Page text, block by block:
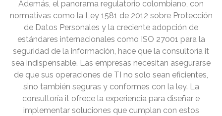
Además, el panorama regulatorio colombiano, con
normativas como la Ley 1581 de 2012 sobre Protección
de Datos Personales y la creciente adopción de
estándares internacionales como ISO 27001 para la
seguridad de la información, hace que la consultoría it
sea indispensable. Las empresas necesitan asegurarse
de que sus operaciones de TI no solo sean eficientes,
sino también seguras y conformes con la ley. La
consultoría it ofrece la experiencia para diseñar e
implementar soluciones que cumplan con estos